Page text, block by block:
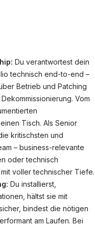
Du verantwortest dein
technisch end-to-end –
Betrieb und Patching
Vom
Tisch. Als Senior
kritischsten und
– business-relevante
oder technisch
voller technischer Tiefe.
Du installierst,
hältst sie mit
bindest die nötigen
am Laufen. Bei
Datenschutz